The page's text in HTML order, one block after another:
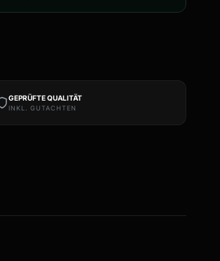
GEPRÜFTE QUALITÄT
INKL. GUTACHTEN